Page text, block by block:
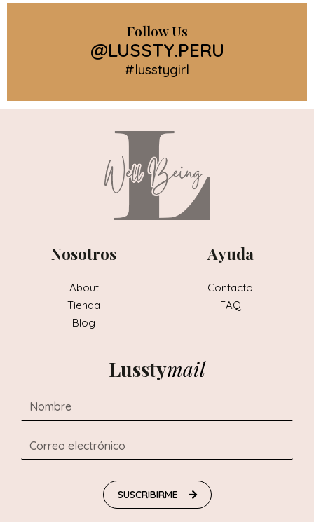
Follow Us
@LUSSTY.PERU
#lusstygirl
Lusstymail
SUSCRIBIRME
Nosotros
About
Tienda
Blog
Ayuda
Contacto
FAQ